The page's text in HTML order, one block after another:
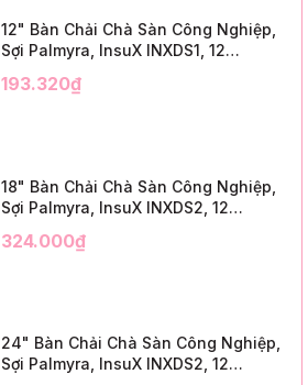
12" Bàn Chải Chà Sàn Công Nghiệp,
Sợi Palmyra, InsuX INXDS1, 12
Trim)
193.320₫
18" Bàn Chải Chà Sàn Công Nghiệp,
Sợi Palmyra, InsuX INXDS2, 12
Trim)
324.000₫
24" Bàn Chải Chà Sàn Công Nghiệp,
Sợi Palmyra, InsuX INXDS2, 12